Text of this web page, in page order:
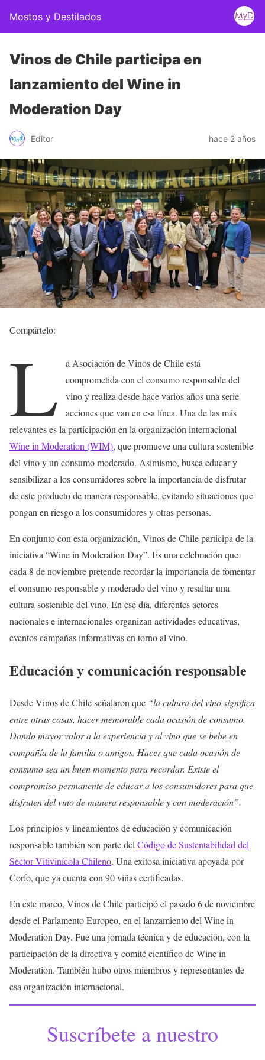
Mostos y Destilados
Vinos de Chile participa en
lanzamiento del Wine in
Moderation Day
Editor hace 2 años
Compártelo:
L
a Asociación de Vinos de Chile está
comprometida con el consumo responsable del
vino y realiza desde hace varios años una serie
acciones que van en esa línea. Una de las más
relevantes es la participación en la organización internacional
Wine in Moderation (WIM), que promueve una cultura sostenible
del vino y un consumo moderado. Asimismo, busca educar y
sensibilizar a los consumidores sobre la importancia de disfrutar
de este producto de manera responsable, evitando situaciones que
pongan en riesgo a los consumidores y otras personas.
En conjunto con esta organización, Vinos de Chile participa de la
iniciativa “Wine in Moderation Day”. Es una celebración que
cada 8 de noviembre pretende recordar la importancia de fomentar
el consumo responsable y moderado del vino y resaltar una
cultura sostenible del vino. En ese día, diferentes actores
nacionales e internacionales organizan actividades educativas,
eventos campañas informativas en torno al vino.
Educación y comunicación responsable
Desde Vinos de Chile señalaron que “la cultura del vino significa
entre otras cosas, hacer memorable cada ocasión de consumo.
Dando mayor valor a la experiencia y al vino que se bebe en
compañía de la familia o amigos. Hacer que cada ocasión de
consumo sea un buen momento para recordar. Existe el
compromiso permanente de educar a los consumidores para que
disfruten del vino de manera responsable y con moderación”.
Los principios y lineamientos de educación y comunicación
responsable también son parte del Código de Sustentabilidad del
Sector Vitivinícola Chileno. Una exitosa iniciativa apoyada por
Corfo, que ya cuenta con 90 viñas certificadas.
En este marco, Vinos de Chile participó el pasado 6 de noviembre
desde el Parlamento Europeo, en el lanzamiento del Wine in
Moderation Day. Fue una jornada técnica y de educación, con la
participación de la directiva y comité científico de Wine in
Moderation. También hubo otros miembros y representantes de
esa organización internacional.
Suscríbete a nuestro